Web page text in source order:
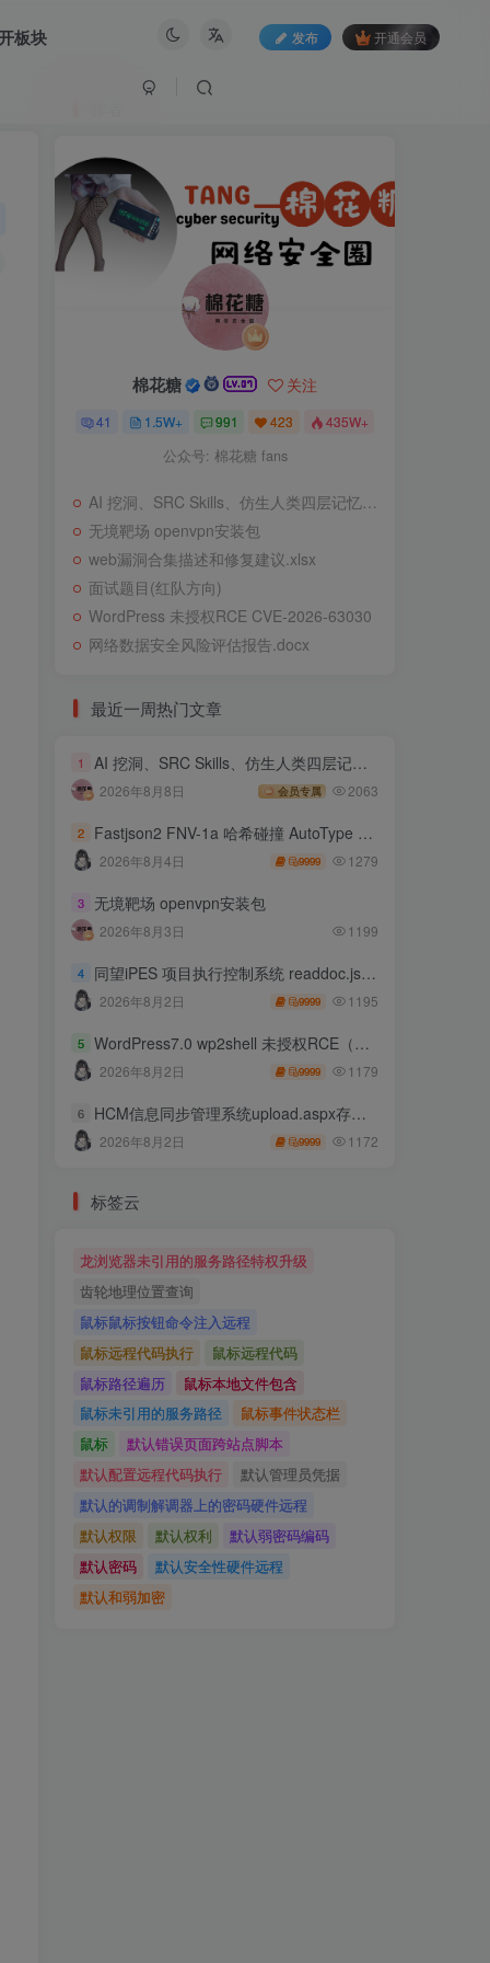
板块 发布 开通会员
棉花糖 关注
41 1.5W+ 991 423 435W+
公众号: 棉花糖 fans
AI 挖洞、SRC Skills、仿生人类四层记忆系统
无境靶场 openvpn安装包
web漏洞合集描述和修复建议.xlsx
面试题目(红队方向)
WordPress 未授权RCE CVE-2026-63030
网络数据安全风险评估报告.docx
最近一周热门文章
1 AI 挖洞、SRC Skills、仿生人类四层记忆系统
2026年8月8日 会员专属 2063
2 Fastjson2 FNV-1a 哈希碰撞 AutoType 绕过远程代码执行
2026年8月4日 9999 1279
3 无境靶场 openvpn安装包
2026年8月3日 1199
4 同望iPES 项目执行控制系统 readdoc.jsp存在任意文件读取
2026年8月2日 9999 1195
5 WordPress7.0 wp2shell 未授权RCE（CVE-2026-63030 CVE-2026-60137）
2026年8月2日 9999 1179
6 HCM信息同步管理系统upload.aspx存在任意文件上传
2026年8月2日 9999 1172
标签云
龙浏览器未引用的服务路径特权升级
齿轮地理位置查询
鼠标鼠标按钮命令注入远程
鼠标远程代码执行
鼠标远程代码
鼠标路径遍历
鼠标本地文件包含
鼠标未引用的服务路径
鼠标事件状态栏
鼠标
默认错误页面跨站点脚本
默认配置远程代码执行
默认管理员凭据
默认的调制解调器上的密码硬件远程
默认权限
默认权利
默认弱密码编码
默认密码
默认安全性硬件远程
默认和弱加密